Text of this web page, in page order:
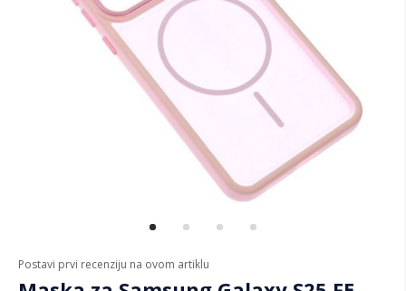
Postavi prvi recenziju na ovom artiklu